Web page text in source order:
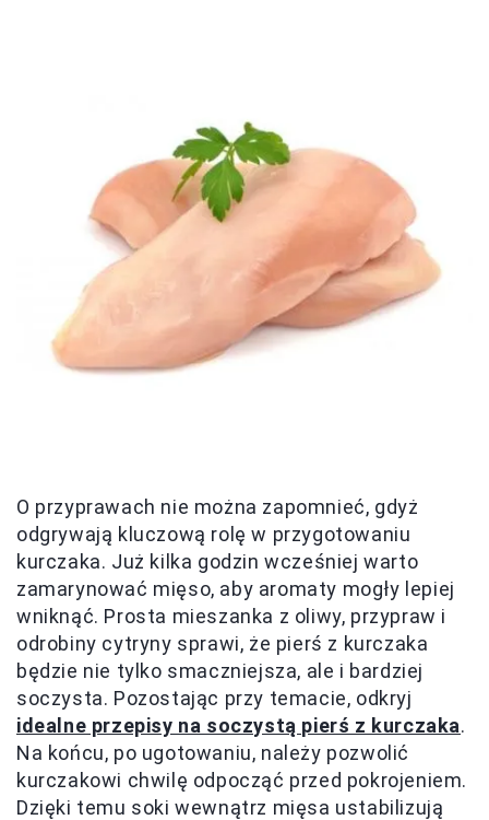
O przyprawach nie można zapomnieć, gdyż
odgrywają kluczową rolę w przygotowaniu
kurczaka. Już kilka godzin wcześniej warto
zamarynować mięso, aby aromaty mogły lepiej
wniknąć. Prosta mieszanka z oliwy, przypraw i
odrobiny cytryny sprawi, że pierś z kurczaka
będzie nie tylko smaczniejsza, ale i bardziej
soczysta. Pozostając przy temacie, odkryj
idealne przepisy na soczystą pierś z kurczaka.
Na końcu, po ugotowaniu, należy pozwolić
kurczakowi chwilę odpocząć przed pokrojeniem.
Dzięki temu soki wewnątrz mięsa ustabilizują